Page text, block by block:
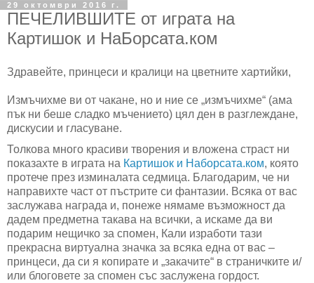
29 октомври 2016 г.
ПЕЧЕЛИВШИТЕ от играта на
Картишок и НаБорсата.ком
Здравейте, принцеси и кралици на цветните хартийки,
Измъчихме ви от чакане, но и ние се „измъчихме“ (ама
пък ни беше сладко мъчението) цял ден в разглеждане,
дискусии и гласуване.
Толкова много красиви творения и вложена страст ни
показахте в играта на Картишок и Наборсата.ком, която
протече през изминалата седмица. Благодарим, че ни
направихте част от пъстрите си фантазии. Всяка от вас
заслужава награда и, понеже нямаме възможност да
дадем предметна такава на всички, а искаме да ви
подарим нещичко за спомен, Кали изработи тази
прекрасна виртуална значка за всяка една от вас –
принцеси, да си я копирате и „закачите“ в страничките и/
или блоговете за спомен със заслужена гордост.